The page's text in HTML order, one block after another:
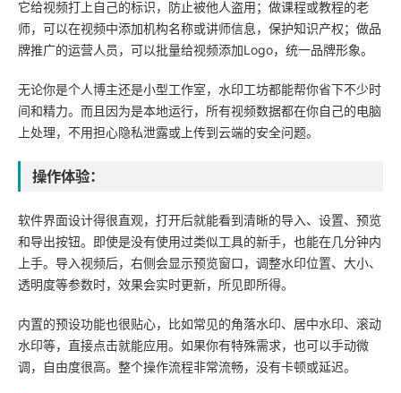
它给视频打上自己的标识，防止被他人盗用；做课程或教程的老
师，可以在视频中添加机构名称或讲师信息，保护知识产权；做品
牌推广的运营人员，可以批量给视频添加Logo，统一品牌形象。
无论你是个人博主还是小型工作室，水印工坊都能帮你省下不少时
间和精力。而且因为是本地运行，所有视频数据都在你自己的电脑
上处理，不用担心隐私泄露或上传到云端的安全问题。
操作体验：
软件界面设计得很直观，打开后就能看到清晰的导入、设置、预览
和导出按钮。即使是没有使用过类似工具的新手，也能在几分钟内
上手。导入视频后，右侧会显示预览窗口，调整水印位置、大小、
透明度等参数时，效果会实时更新，所见即所得。
内置的预设功能也很贴心，比如常见的角落水印、居中水印、滚动
水印等，直接点击就能应用。如果你有特殊需求，也可以手动微
调，自由度很高。整个操作流程非常流畅，没有卡顿或延迟。